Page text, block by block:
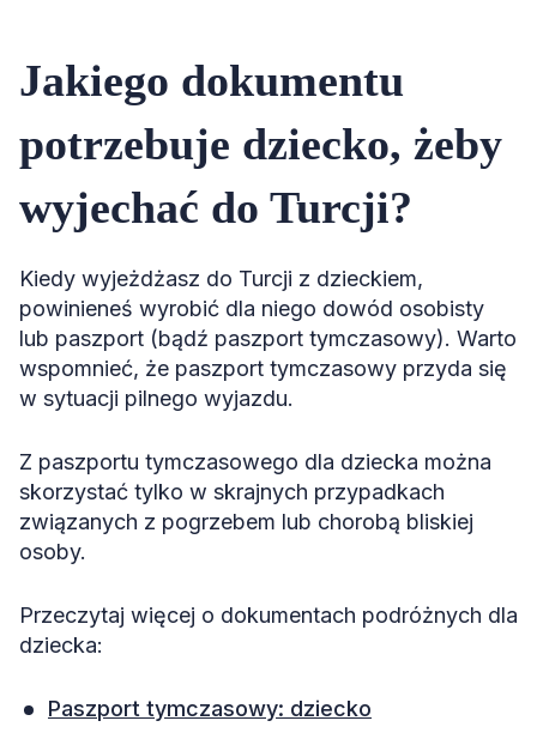
Jakiego dokumentu
potrzebuje dziecko, żeby
wyjechać do Turcji?
Kiedy wyjeżdżasz do Turcji z dzieckiem,
powinieneś wyrobić dla niego dowód osobisty
lub paszport (bądź paszport tymczasowy). Warto
wspomnieć, że paszport tymczasowy przyda się
w sytuacji pilnego wyjazdu.
Z paszportu tymczasowego dla dziecka można
skorzystać tylko w skrajnych przypadkach
związanych z pogrzebem lub chorobą bliskiej
osoby.
Przeczytaj więcej o dokumentach podróżnych dla
dziecka:
Paszport tymczasowy: dziecko